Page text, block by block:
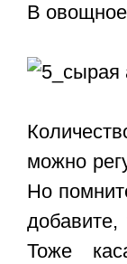
В
можно
Но
Тоже